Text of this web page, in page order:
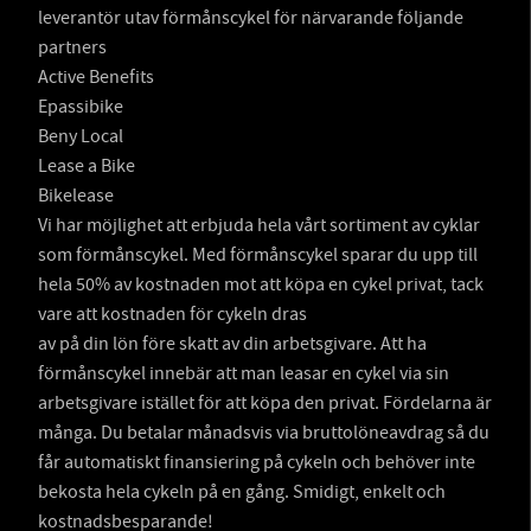
leverantör utav förmånscykel för närvarande följande
partners
Active Benefits
Epassibike
Beny Local
Lease a Bike
Bikelease
Vi har möjlighet att erbjuda hela vårt sortiment av cyklar
som förmånscykel. Med förmånscykel sparar du upp till
hela 50% av kostnaden mot att köpa en cykel privat, tack
vare att kostnaden för cykeln dras
av på din lön före skatt av din arbetsgivare. Att ha
förmånscykel innebär att man leasar en cykel via sin
arbetsgivare istället för att köpa den privat. Fördelarna är
många. Du betalar månadsvis via bruttolöneavdrag så du
får automatiskt finansiering på cykeln och behöver inte
bekosta hela cykeln på en gång. Smidigt, enkelt och
kostnadsbesparande!